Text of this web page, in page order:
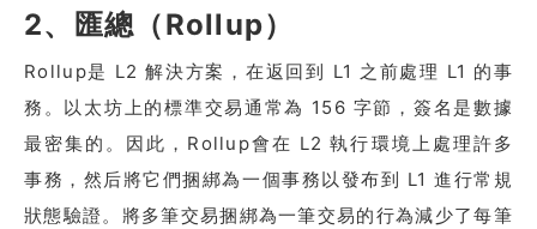
2、匯總（Rollup）
Rollup是 L2 解決方案，在返回到 L1 之前處理 L1 的事
務。以太坊上的標準交易通常為 156 字節，簽名是數據
最密集的。因此，Rollup會在 L2 執行環境上處理許多
事務，然后將它們捆綁為一個事務以發布到 L1 進行常規
狀態驗證。將多筆交易捆綁為一筆交易的行為減少了每筆